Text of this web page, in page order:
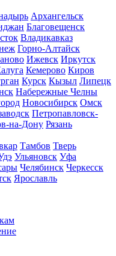
Архангельск
Благовещенск
Владикавказ
Горно-Алтайск
Ижевск Иркутск
Кемерово Киров
Курск Кызыл Липецк
Набережные Челны
Новосибирск Омск
Петропавловск-
на-Дону Рязань
Тамбов Тверь
Ульяновск Уфа
Челябинск Черкесск
Ярославль